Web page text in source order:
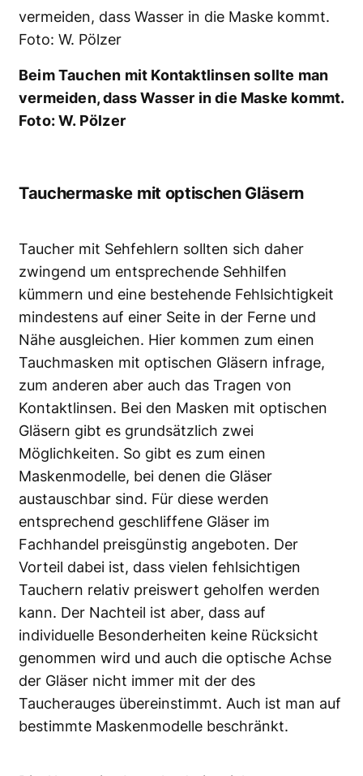
Beim Tauchen mit Kontaktlinsen sollte man
vermeiden, dass Wasser in die Maske kommt.
Foto: W. Pölzer
Tauchermaske mit optischen Gläsern
Taucher mit Sehfehlern sollten sich daher
zwingend um entsprechende Sehhilfen
kümmern und eine bestehende Fehlsichtigkeit
mindestens auf einer Seite in der Ferne und
Nähe ausgleichen. Hier kommen zum einen
Tauchmasken mit optischen Gläsern infrage,
zum anderen aber auch das Tragen von
Kontaktlinsen. Bei den Masken mit optischen
Gläsern gibt es grundsätzlich zwei
Möglichkeiten. So gibt es zum einen
Maskenmodelle, bei denen die Gläser
austauschbar sind. Für diese werden
entsprechend geschliffene Gläser im
Fachhandel preisgünstig angeboten. Der
Vorteil dabei ist, dass vielen fehlsichtigen
Tauchern relativ preiswert geholfen werden
kann. Der Nachteil ist aber, dass auf
individuelle Besonderheiten keine Rücksicht
genommen wird und auch die optische Achse
der Gläser nicht immer mit der des
Taucherauges übereinstimmt. Auch ist man auf
bestimmte Maskenmodelle beschränkt.